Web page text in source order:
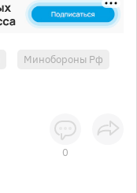
Минобороны Рф
0